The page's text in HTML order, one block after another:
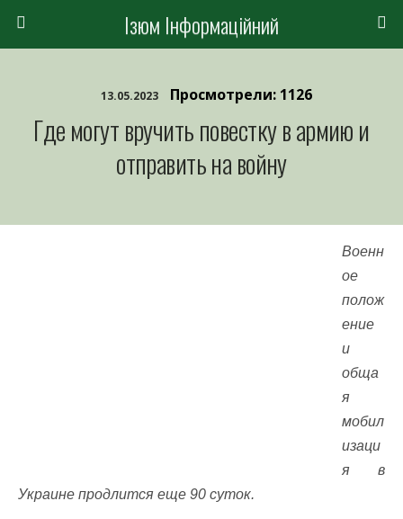
Ізюм Інформаційний
13.05.2023 Просмотрели: 1126
Где могут вручить повестку в армию и
отправить на войну
Военн
ое
полож
ение
и
обща
я
мобил
изаци
я в
Украине продлится еще 90 суток.